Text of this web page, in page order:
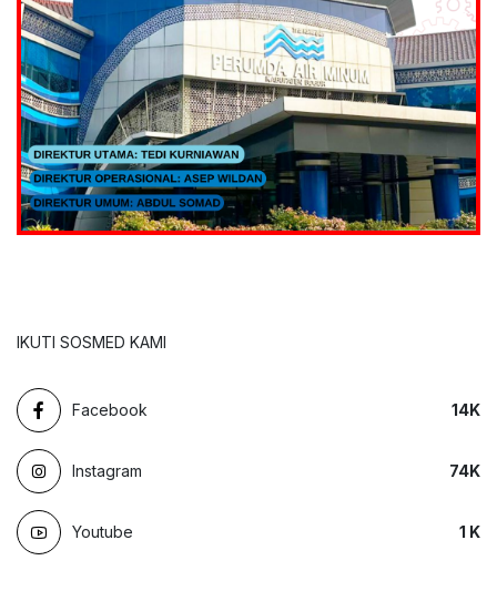
IKUTI SOSMED KAMI
Facebook 14K
Instagram 74K
Youtube 1 K